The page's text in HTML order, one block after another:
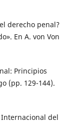
derecho penal?
En A. von Von
Principios
(pp. 129-144).
Internacional del